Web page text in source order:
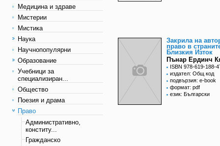
Медицина и здраве
Мистерии
Мистика
Наука
Научнопопулярни
Образование
Учебници за
специализиран...
Общество
Поезия и драма
Право
Административно,
конститу...
Гражданско
Закрила на
право в
Близкия Изток
Пънар Ердинч
ISBN 978-619-188-
издател: Общ код
подвързия: e-book
формат: pdf
език: Български